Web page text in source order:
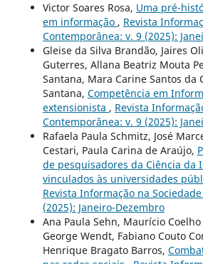
Victor Soares Rosa, Uma pré-
em informação , Revista
Contemporânea: v. 9 (2025):
Gleise da Silva Brandão, Jaires
Guterres, Allana Beatriz Mouta
Santana, Mara Carine Santos da
Santana, Competência em
extensionista , Revista
Contemporânea: v. 9 (2025):
Rafaela Paula Schmitz, José
Cestari, Paula Carina de Araújo,
de pesquisadores da Ciência da
vinculados às universidades
Revista Informação na
(2025): Janeiro-Dezembro
Ana Paula Sehn, Maurício
George Wendt, Fabiano Couto
Henrique Bragato Barros,